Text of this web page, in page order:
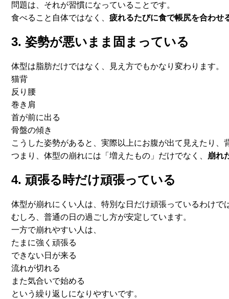
問題は、それが習慣になっていることです。
食べること自体ではなく、疲れるたびに食で帳尻を合わせ
3. 姿勢が悪いまま固まっている
体型は脂肪だけではなく、見え方でもかなり変わります。
猫背
反り腰
巻き肩
首が前に出る
骨盤の傾き
こうした姿勢があると、実際以上にお腹が出て見えたり、
つまり、体型の崩れには「増えたもの」だけでなく、 崩れ
4. 頑張る時だけ頑張っている
体型が崩れにくい人は、特別な日だけ頑張っているわけで
むしろ、普通の日の過ごし方が安定しています。
一方で崩れやすい人は、
たまに強く頑張る
できない日が来る
流れが切れる
また気合いで始める
という繰り返しになりやすいです。